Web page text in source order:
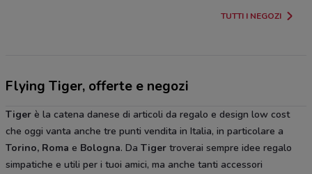
TUTTI I NEGOZI
Flying Tiger, offerte e negozi
Tiger è la catena danese di articoli da regalo e design low cost
che oggi vanta anche tre punti vendita in Italia, in particolare a
Torino, Roma e Bologna. Da Tiger troverai sempre idee regalo
simpatiche e utili per i tuoi amici, ma anche tanti accessori